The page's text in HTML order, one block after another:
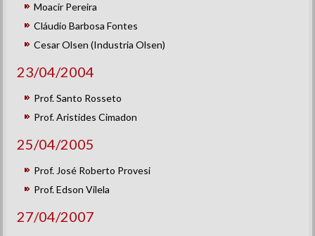
Moacir Pereira
Cláudio Barbosa Fontes
Cesar Olsen (Industria Olsen)
23/04/2004
Prof. Santo Rosseto
Prof. Aristides Cimadon
25/04/2005
Prof. José Roberto Provesi
Prof. Edson Vilela
27/04/2007